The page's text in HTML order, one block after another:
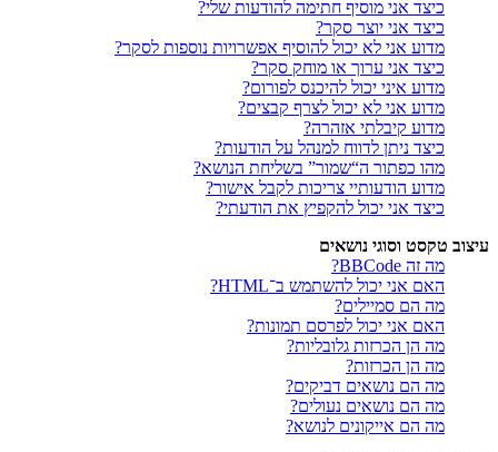
כיצד אני מוסיף חתימה להודעות שלי?
כיצד אני יוצר סקר?
מדוע אני לא יכול להוסיף אפשרויות נוספות לסקר?
כיצד אני ערוך או מוחק סקר?
מדוע איני יכול להיכנס לפורום?
מדוע אני לא יכול לצרף קבצים?
מדוע קיבלתי אזהרה?
כיצד ניתן לדווח למנהל על הודעות?
מהו כפתור ה“שמור” בשליחת הנושא?
מדוע הודעותיי צריכות לקבל אישור?
כיצד אני יכול להקפיץ את הודעתי?
עיצוב טקסט וסוגי נושאים
מה זה BBCode?
האם אני יכול להשתמש ב־HTML?
מה הם סמיילים?
האם אני יכול לפרסם תמונות?
מה הן הכרזות גלובליות?
מה הן הכרזות?
מה הם נושאים דביקים?
מה הם נושאים נעולים?
מה הם אייקונים לנושא?